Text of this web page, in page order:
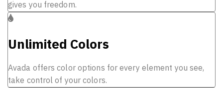
gives you freedom.
Unlimited Colors
Avada offers color options for every element you see,
take control of your colors.